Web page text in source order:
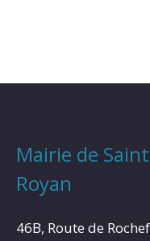
Mairie de
Royan
46B, Route de